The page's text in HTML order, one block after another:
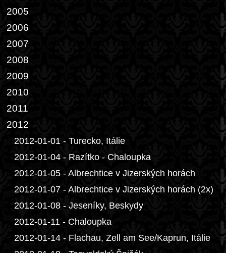
2005
2006
2007
2008
2009
2010
2011
2012
2012-01-01 - Turecko, Itálie
2012-01-04 - Razítko - Chaloupka
2012-01-05 - Albrechtice v Jizerských horách
2012-01-07 - Albrechtice v Jizerských horách (2x)
2012-01-08 - Jeseníky, Beskydy
2012-01-11 - Chaloupka
2012-01-14 - Flachau, Zell am See/Kaprun, Itálie